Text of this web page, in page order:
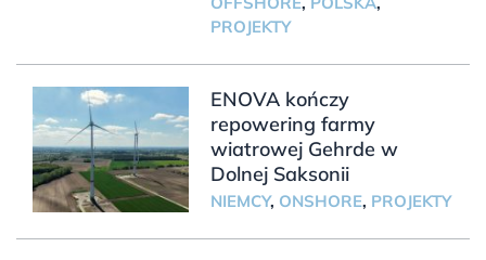
PROJEKTY
ENOVA kończy
repowering farmy
wiatrowej Gehrde w
Dolnej Saksonii
NIEMCY, ONSHORE, PROJEKTY